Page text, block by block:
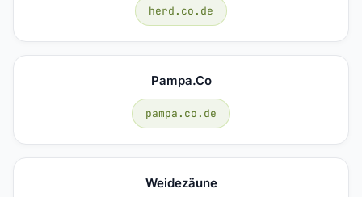
herd.co.de
Pampa.co
pampa.co.de
Weidezäune